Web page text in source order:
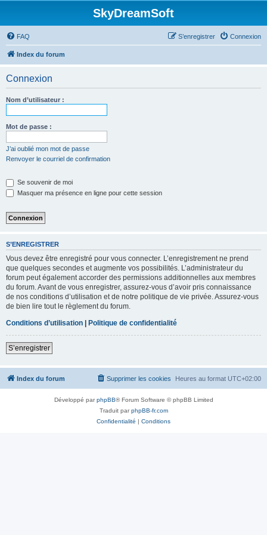
SkyDreamSoft
FAQ Connexion
S’enregistrer
Index du forum
Connexion
Nom d’utilisateur :
Mot de passe :
J’ai oublié mon mot de passe
Renvoyer le courriel de confirmation
Se souvenir de moi
Masquer ma présence en ligne pour cette session
S’ENREGISTRER
Vous devez être enregistré pour vous connecter. L’enregistrement ne prend
que quelques secondes et augmente vos possibilités. L’administrateur du
forum peut également accorder des permissions additionnelles aux membres
du forum. Avant de vous enregistrer, assurez-vous d’avoir pris connaissance
de nos conditions d’utilisation et de notre politique de vie privée. Assurez-vous
de bien lire tout le règlement du forum.
Conditions d’utilisation | Politique de confidentialité
S’enregistrer
Index du forum Heures au format UTC+02:00
Supprimer les cookies
Développé parphpBB® Forum Software © phpBB Limited
Traduit parphpBB-fr.com
Confidentialité | Conditions